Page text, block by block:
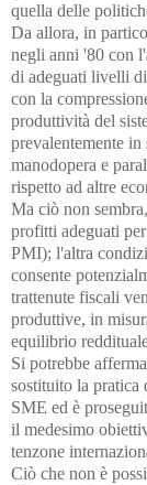
quella delle
Da allora, in
negli anni '80 con
di adeguati livelli
con la
produttività del
prevalentemente
manodopera e
rispetto ad altre
Ma ciò non
profitti adeguati
PMI); l'altra
consente
trattenute fiscali
produttive, in
equilibrio
Si potrebbe
sostituito la pratica
SME ed è
il medesimo
tenzone
Ciò che non è